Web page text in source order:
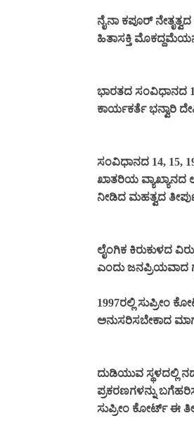
ನೈನಾ ಕಪೂರ್
ಹಿತಾಸಕ್ತಿ
ಭಾರತದ ಸಂವಿಧಾನದ
ಕಾರ್ಯಕರ್ತೆ ಭನ್ವಾರಿ
ಸಂವಿಧಾನದ 14, 15,
ಖಾತರಿಯ ವ್ಯಾಖ್ಯಾನದ
ನೀಡಿದ ಮಹತ್ವದ
ಲೈಂಗಿಕ ಕಿರುಕುಳದ
ಎಂದು ಜನಪ್ರಿಯವಾದ
1997ರಲ್ಲಿ ಸುಪ್ರೀಂ
ಅನುಸರಿಸಬೇಕಾದ
ದುಡಿಯುವ ಸ್ಥಳದಲ್ಲಿ
ಪ್ರಕರಣಗಳನ್ನು
ಸುಪ್ರೀಂ ಕೋರ್ಟ್‌ ಈ